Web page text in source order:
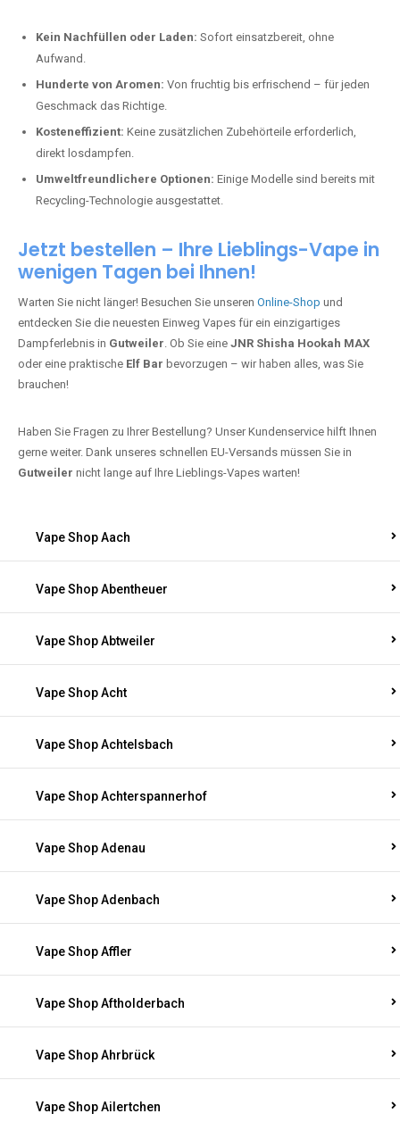
Kein Nachfüllen oder Laden: Sofort einsatzbereit, ohne
Aufwand.
Hunderte von Aromen: Von fruchtig bis erfrischend – für jeden
Geschmack das Richtige.
Kosteneffizient: Keine zusätzlichen Zubehörteile erforderlich,
direkt losdampfen.
Umweltfreundlichere Optionen: Einige Modelle sind bereits mit
Recycling-Technologie ausgestattet.
Jetzt bestellen – Ihre Lieblings-Vape in
wenigen Tagen bei Ihnen!
Warten Sie nicht länger! Besuchen Sie unseren Online-Shop und
entdecken Sie die neuesten Einweg Vapes für ein einzigartiges
Dampferlebnis in Gutweiler. Ob Sie eine JNR Shisha Hookah MAX
oder eine praktische Elf Bar bevorzugen – wir haben alles, was Sie
brauchen!
Haben Sie Fragen zu Ihrer Bestellung? Unser Kundenservice hilft Ihnen
gerne weiter. Dank unseres schnellen EU-Versands müssen Sie in
Gutweiler nicht lange auf Ihre Lieblings-Vapes warten!
Vape Shop Aach
Vape Shop Abentheuer
Vape Shop Abtweiler
Vape Shop Acht
Vape Shop Achtelsbach
Vape Shop Achterspannerhof
Vape Shop Adenau
Vape Shop Adenbach
Vape Shop Affler
Vape Shop Aftholderbach
Vape Shop Ahrbrück
Vape Shop Ailertchen